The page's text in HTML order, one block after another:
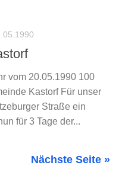
vom 20.05.1990 100
Kastorf Für unser
Straße ein
für 3 Tage der...
Nächste Seite »